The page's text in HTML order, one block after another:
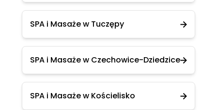
SPA i Masaże w Tuczępy
SPA i Masaże w Czechowice-Dziedzice
SPA i Masaże w Kościelisko